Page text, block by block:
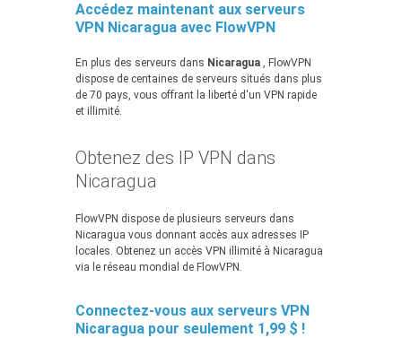
Accédez maintenant aux serveurs
VPN Nicaragua avec FlowVPN
En plus des serveurs dans Nicaragua , FlowVPN
dispose de centaines de serveurs situés dans plus
de 70 pays, vous offrant la liberté d'un VPN rapide
et illimité.
Obtenez des IP VPN dans
Nicaragua
FlowVPN dispose de plusieurs serveurs dans
Nicaragua vous donnant accès aux adresses IP
locales. Obtenez un accès VPN illimité à Nicaragua
via le réseau mondial de FlowVPN.
Connectez-vous aux serveurs VPN
Nicaragua pour seulement 1,99 $ !